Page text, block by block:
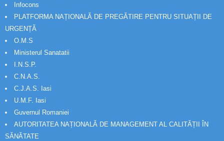
Infocons
PLATFORMA NAȚIONALĂ DE PREGĂTIRE PENTRU SITUAȚII DE
URGENȚĂ
O.M.S
Ministerul Sanatatii
I.N.S.P.
C.N.A.S.
C.J.A.S. Iasi
U.M.F. Iasi
Guvernul Romaniei
AUTORITATEA NAȚIONALĂ DE MANAGEMENT AL CALITĂȚII ÎN
SĂNĂTATE